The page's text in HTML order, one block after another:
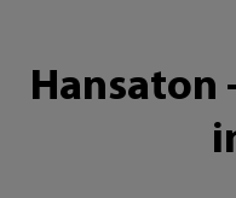
Hansaton